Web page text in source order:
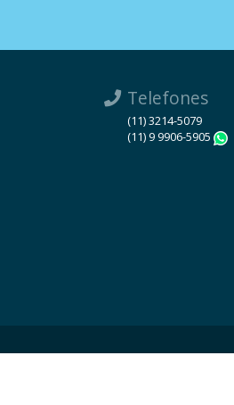
Telefones
(11) 3214-5079
(11) 9 9906-5905